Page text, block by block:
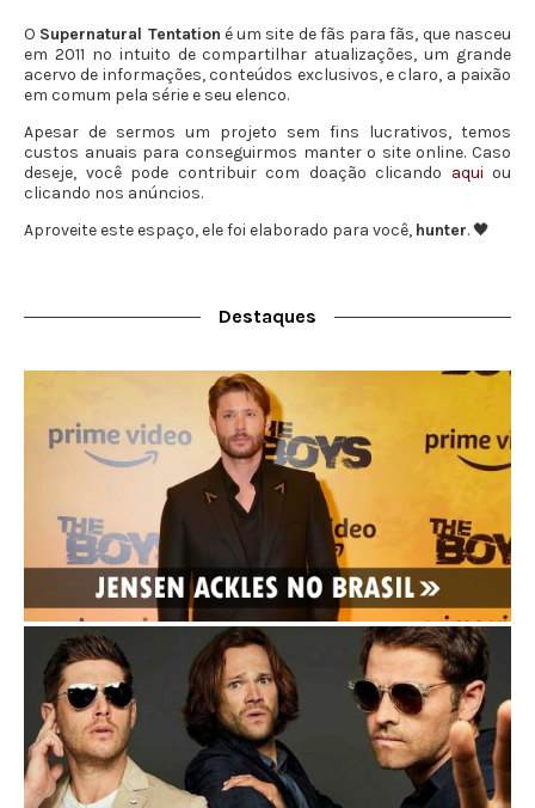
O Supernatural Tentation é um site de fãs para fãs, que nasceu
em 2011 no intuito de compartilhar atualizações, um grande
acervo de informações, conteúdos exclusivos, e claro, a paixão
em comum pela série e seu elenco.
Apesar de sermos um projeto sem fins lucrativos, temos
custos anuais para conseguirmos manter o site online. Caso
deseje, você pode contribuir com doação clicando aqui ou
clicando nos anúncios.
Aproveite este espaço, ele foi elaborado para você, hunter. 🖤
Destaques